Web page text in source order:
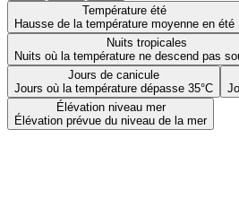
Température été
Hausse de la température moyenne en été
Nuits tropicales
Nuits où la température ne descend pas
Jours de canicule
Jours où la température dépasse 35°C
Élévation niveau mer
Élévation prévue du niveau de la mer